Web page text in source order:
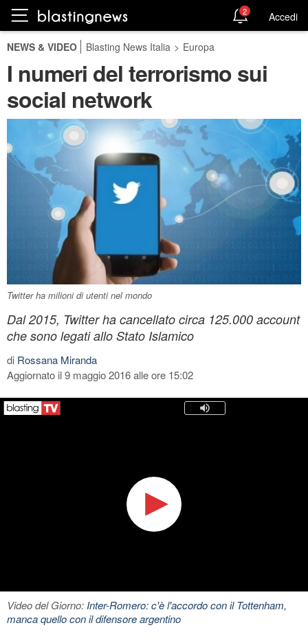
2 Accedi
NEWS & VIDEO Blasting News Italia > Europa
I numeri del terrorismo sui
social network
Twitter ha milioni di utenti nel mondo
Dal 2015, Twitter ha cancellato circa 125.000 account
che sono legati allo Stato Islamico
di Rossana Miranda
Aggiornato il 9 maggio 2016 alle ore 15:02
Video del Giorno:Inter-Romero: c'è l'accordo con il Tottenham,
manca quello con il difensore argentino